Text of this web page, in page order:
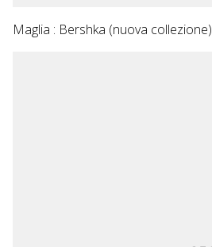
Maglia : Bershka (nuova collezione)